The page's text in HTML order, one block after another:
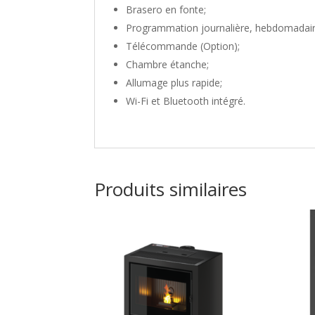
Brasero en fonte;
Programmation journalière,
Télécommande (Option);
Chambre étanche;
Allumage plus rapide;
Wi-Fi et Bluetooth intégré.
Produits similaires